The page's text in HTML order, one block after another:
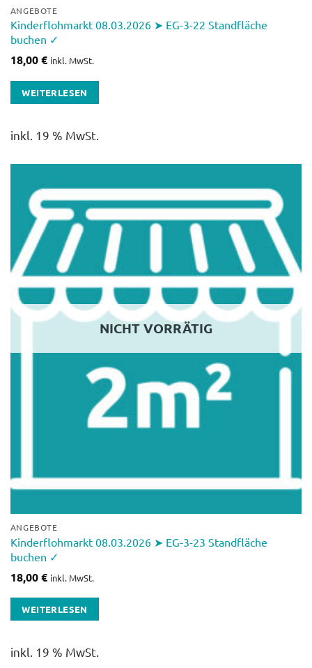
ANGEBOTE
Kinderflohmarkt 08.03.2026 ➤ EG-3-22 Standfläche
buchen ✓
18,00€ inkl. MwSt.
WEITERLESEN
inkl. 19 % MwSt.
NICHT VORRÄTIG
ANGEBOTE
Kinderflohmarkt 08.03.2026 ➤ EG-3-23 Standfläche
buchen ✓
18,00€ inkl. MwSt.
WEITERLESEN
inkl. 19 % MwSt.